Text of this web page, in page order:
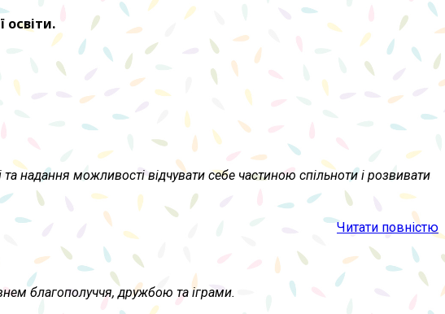
освіти.
надання можливості відчувати себе частиною спільноти і розвивати
Читати повністю
благополуччя, дружбою та іграми.